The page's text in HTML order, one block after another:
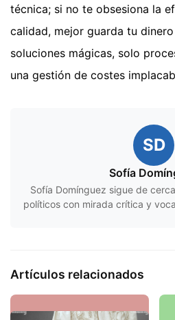
técnica; si no te obsesiona la
calidad, mejor guarda tu
soluciones mágicas, solo
una gestión de costes
SD
Sofía
Sofía Domínguez sigue de
políticos con mirada crítica y
Artículos relacionados